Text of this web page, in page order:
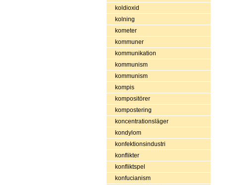
koldioxid
kolning
kometer
kommuner
kommunikation
kommunism
kommunism
kompis
kompositörer
kompostering
koncentrationsläger
kondylom
konfektionsindustri
konflikter
konfliktspel
konfucianism